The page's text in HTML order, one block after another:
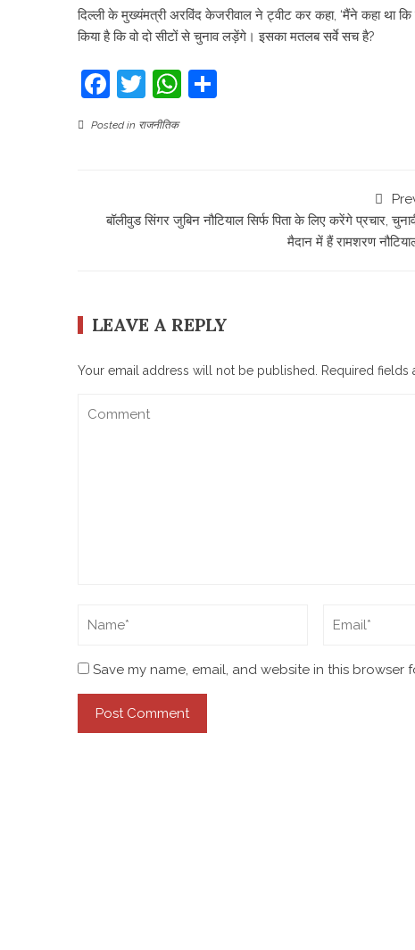
दिल्ली के मुख्यंमत्री अरविंद केजरीवाल ने ट्वीट कर कहा, ‘मैंने कहा था
किया है कि वो दो सीटों से चुनाव लड़ेंगे। इसका मतलब सर्वे सच है?
Facebook
TwitterWhatsApp
Posted in राजनीतिक
बॉलीवुड सिंगर जुबिन नौटियाल सिर्फ पिता के लिए करेंगे प्रचार,
मैदान में हैं रामशरण
LEAVE A REPLY
Your email address will not be published. Required fields
Save my name, email, and website in this browser